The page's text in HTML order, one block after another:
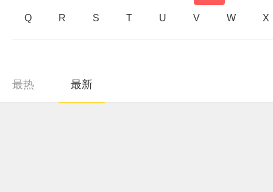
Q R S T U V W X
最热 最新